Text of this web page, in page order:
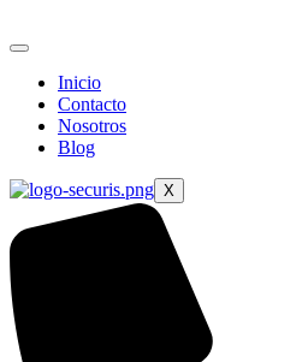
al
Inicio
Contacto
Nosotros
Blog
X